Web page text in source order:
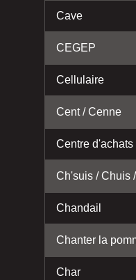
Cave
CEGEP
Cellulaire
Cent / Cenne
Centre d'achats
Ch'suis / Chuis
Chandail
Chanter la
Char